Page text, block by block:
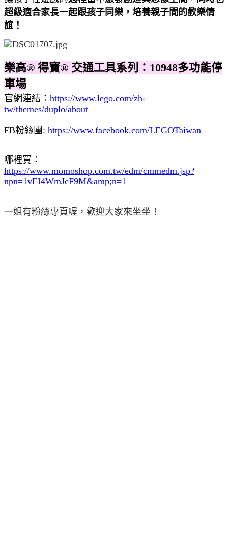
超級適合家長一起跟孩子同樂，培養親子間的歡樂情
誼！
樂高® 得寶® 交通工具系列：10948多功能停
車場
官網連結： https://www.lego.com/zh-
tw/themes/duplo/about
FB粉絲團: https://www.facebook.com/LEGOTaiwan
哪裡買：
https://www.momoshop.com.tw/edm/cmmedm.jsp?
npn=1vEI4WmJcF9M&amp;n=1
一姐有粉絲專頁喔，歡迎大家來坐坐！